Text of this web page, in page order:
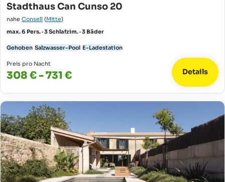
Stadthaus Can Cunso 20
nahe Consell (Mitte)
max. 6 Pers. · 3 Schlafzim. · 3 Bäder
Gehoben Salzwasser-Pool E-Ladestation
Preis pro Nacht
308 € - 731 € Details